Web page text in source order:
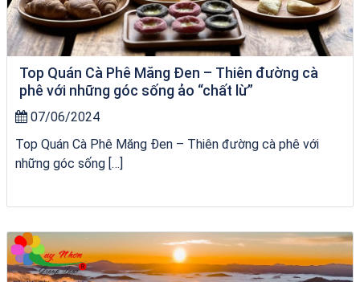
Top Quán Cà Phê Măng Đen – Thiên đường cà
phê với những góc sống ảo “chất lừ”
07/06/2024
Top Quán Cà Phê Măng Đen – Thiên đường cà phê với
những góc sống […]
tour ghép Hòn Khô